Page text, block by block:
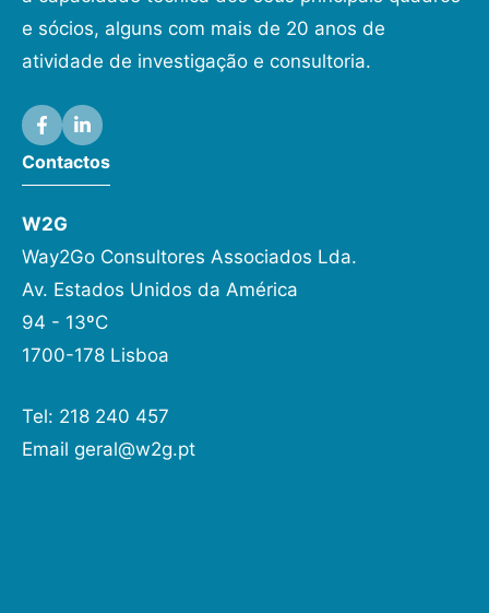
e sócios, alguns com mais de 20 anos de
atividade de investigação e consultoria.
Contactos
W2G
Way2Go Consultores Associados Lda.
Av. Estados Unidos da América
94 - 13ºC
1700-178 Lisboa
Tel: 218 240 457
Email geral@w2g.pt